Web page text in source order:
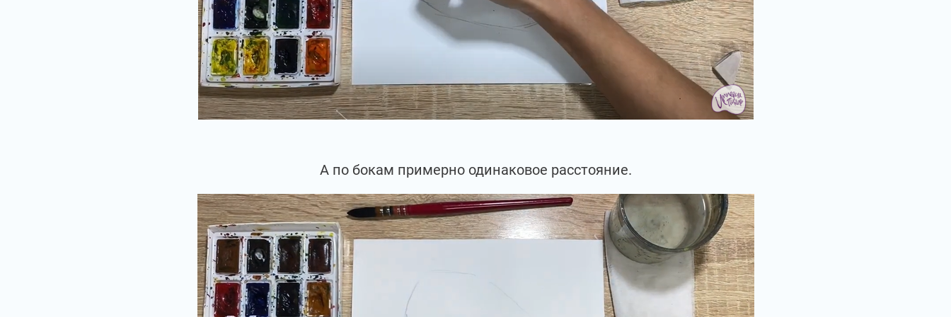
А по бокам примерно одинаковое расстояние.